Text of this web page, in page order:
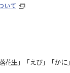
いて
生」「えび」「か